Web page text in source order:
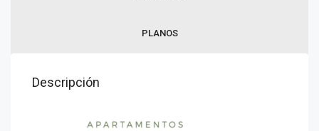
PLANOS
Descripción